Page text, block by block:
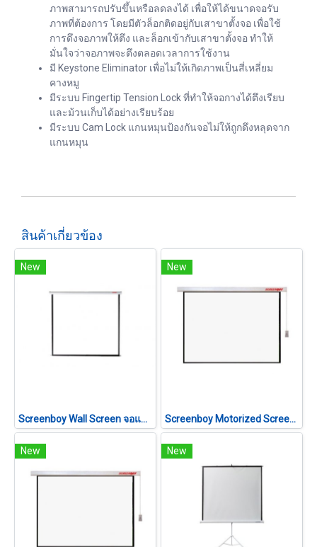
ภาพสามารถปรับขึ้นหรือลดลงได้ เพื่อให้ได้ขนาดจอรับ
ภาพที่ต้องการ โดยมีตัวล็อกติดอยู่กับเสาขาตั้งจอ เพื่อใช้
การดึงจอภาพให้ตึง และล็อกเข้ากับเสาขาตั้งจอ ทำให้
มั่นใจว่าจอภาพจะตึงตลอดเวลาการใช้งาน
มี Keystone Eliminator เพื่อไม่ให้เกิดภาพเป็นสี่เหลี่ยม
คางหมู
มีระบบ Fingertip Tension Lock ที่ทำให้จอกางได้ตึงเรียบ
และม้วนเก็บได้อย่างเรียบร้อย
มีระบบ Cam Lock แกนหมุนป้องกันจอไม่ให้ถูกดึงหลุดจาก
แกนหมุน
สินค้าเกี่ยวข้อง
New
Screenboy Wall Screen จอแขวนมือดึง ขนาด 70×70 นิ้ว (1:1)
New
Screenboy Motorized Screen ขนาด 180 นิ้ว (4:3)
New New